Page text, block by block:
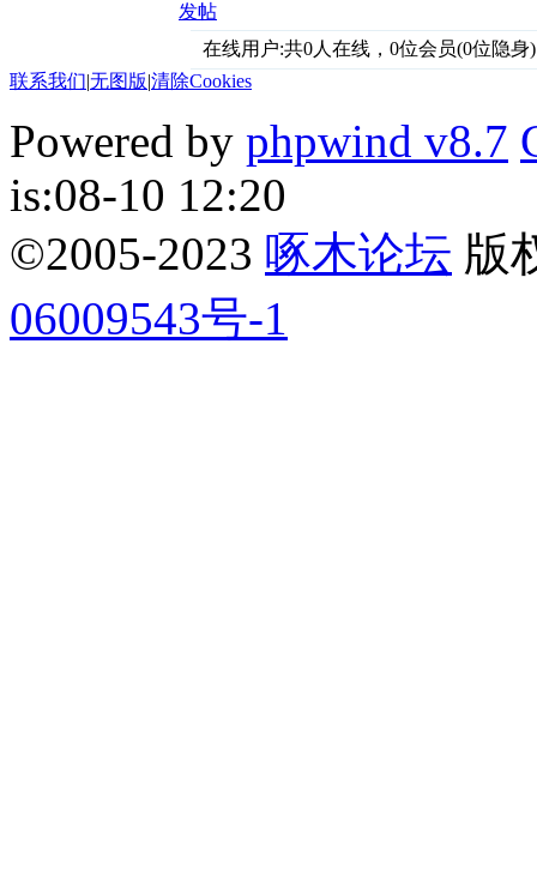
发帖
在线用户:共0人在线，0位会员(0位隐身)
联系我们|无图版|清除Cookies
Powered by phpwind v8.7
is:08-10 12:20
©2005-2023 啄木论坛 版
06009543号-1